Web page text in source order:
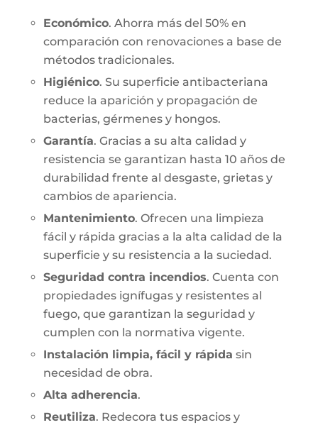
Económico. Ahorra más del 50% en
comparación con renovaciones a base de
métodos tradicionales.
Higiénico. Su superficie antibacteriana
reduce la aparición y propagación de
bacterias, gérmenes y hongos.
Garantía. Gracias a su alta calidad y
resistencia se garantizan hasta 10 años de
durabilidad frente al desgaste, grietas y
cambios de apariencia.
Mantenimiento. Ofrecen una limpieza
fácil y rápida gracias a la alta calidad de la
superficie y su resistencia a la suciedad.
Seguridad contra incendios. Cuenta con
propiedades ignífugas y resistentes al
fuego, que garantizan la seguridad y
cumplen con la normativa vigente.
Instalación limpia, fácil y rápida sin
necesidad de obra.
Alta adherencia.
Reutiliza. Redecora tus espacios y